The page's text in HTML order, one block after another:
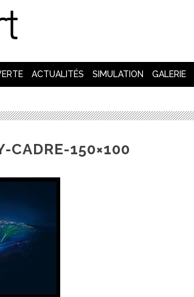
ACTUALITÉS SIMULATION GALERIE
CADRE-150×100